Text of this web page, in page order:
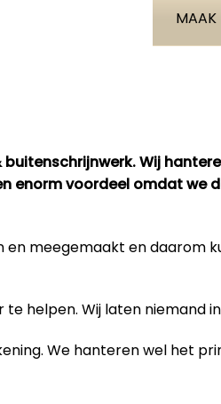
MAAK
Wij
voordeel omdat we
en meegemaakt en daarom
helpen. Wij laten niemand
We hanteren wel het